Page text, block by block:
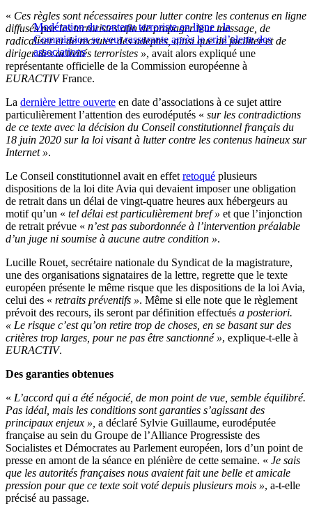
Modération du contenu terroriste en ligne : la
Commission se veut rassurante après le cri d’alerte des
associations
« Ces règles sont nécessaires pour lutter contre les contenus en ligne
diffusés par les terroristes afin de propager leur message, de
radicaliser et de recruter des adeptes, ainsi que de faciliter et de
diriger des activités terroristes », avait alors expliqué une
représentante officielle de la Commission européenne à
EURACTIVFrance.
La dernière lettre ouverte en date d’associations à ce sujet attire
particulièrement l’attention des eurodéputés « sur les contradictions
de ce texte avec la décision du Conseil constitutionnel français du
18 juin 2020 sur la loi visant à lutter contre les contenus haineux sur
Internet ».
Le Conseil constitutionnel avait en effet retoqué plusieurs
dispositions de la loi dite Avia qui devaient imposer une obligation
de retrait dans un délai de vingt-quatre heures aux hébergeurs au
motif qu’un « tel délai est particulièrement bref » et que l’injonction
de retrait prévue « n’est pas subordonnée à l’intervention préalable
d’un juge ni soumise à aucune autre condition ».
Lucille Rouet, secrétaire nationale du Syndicat de la magistrature,
une des organisations signataires de la lettre, regrette que le texte
européen présente le même risque que les dispositions de la loi Avia,
celui des « retraits préventifs ». Même si elle note que le règlement
prévoit des recours, ils seront par définition effectués a posteriori.
« Le risque c’est qu’on retire trop de choses, en se basant sur des
critères trop larges, pour ne pas être sanctionné », explique-t-elle à
EURACTIV.
Des garanties obtenues
« L’accord qui a été négocié, de mon point de vue, semble équilibré.
Pas idéal, mais les conditions sont garanties s’agissant des
principaux enjeux », a déclaré Sylvie Guillaume, eurodéputée
française au sein du Groupe de l’Alliance Progressiste des
Socialistes et Démocrates au Parlement européen, lors d’un point de
presse en amont de la séance en plénière de cette semaine. « Je sais
que les autorités françaises nous avaient fait une belle et amicale
pression pour que ce texte soit voté depuis plusieurs mois », a-t-elle
précisé au passage.